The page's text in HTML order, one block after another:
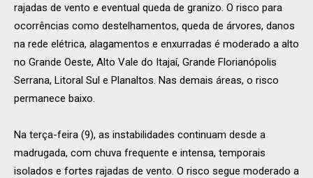
rajadas de vento e eventual queda de granizo. O risco para
ocorrências como destelhamentos, queda de árvores, danos
na rede elétrica, alagamentos e enxurradas é moderado a alto
no Grande Oeste, Alto Vale do Itajaí, Grande Florianópolis
Serrana, Litoral Sul e Planaltos. Nas demais áreas, o risco
permanece baixo.
Na terça-feira (9), as instabilidades continuam desde a
madrugada, com chuva frequente e intensa, temporais
isolados e fortes rajadas de vento. O risco segue moderado a